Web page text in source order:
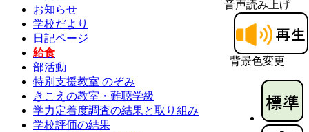
音声読み上げ
背景色変更
お知らせ
学校だより
日記ページ
給食
部活動
特別支援教室 のぞみ
きこえの教室・難聴学級
学力定着度調査の結果と取り組み
学校評価の結果